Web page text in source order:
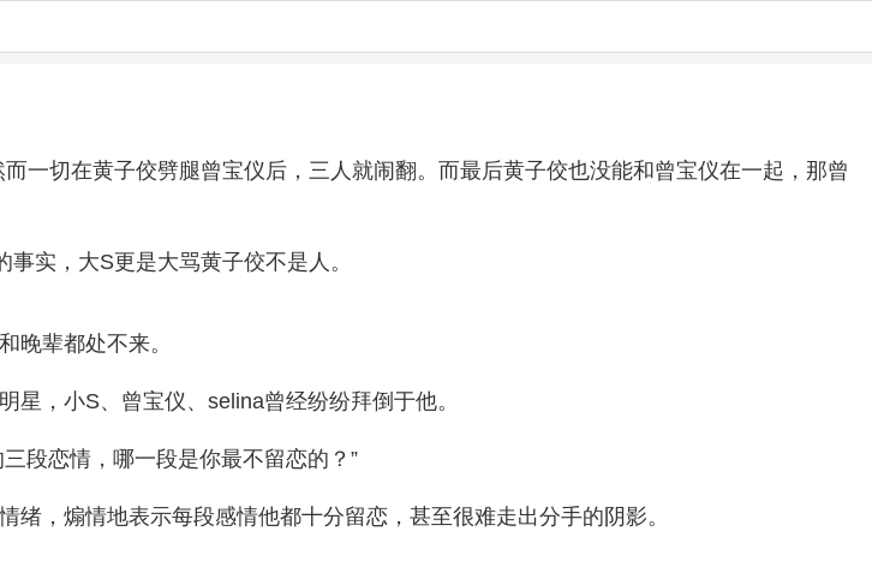
一切在黄子佼劈腿曾宝仪后，三人就闹翻。而最后黄子佼也没能和曾宝仪在一起，那曾
实，大S更是大骂黄子佼不是人。
晚辈都处不来。
，小S、曾宝仪、selina曾经纷纷拜倒于他。
段恋情，哪一段是你最不留恋的？”
，煽情地表示每段感情他都十分留恋，甚至很难走出分手的阴影。